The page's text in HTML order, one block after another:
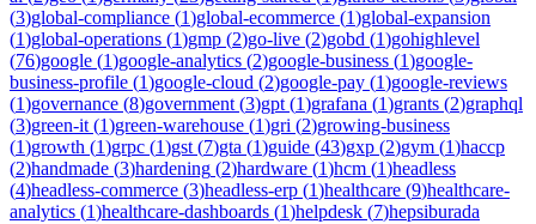
(3)global-compliance (1)global-ecommerce (1)global-expansion
(1)global-operations (1)gmp (2)go-live (2)gobd (1)gohighlevel
(76)google (1)google-analytics (2)google-business (1)google-
business-profile (1)google-cloud (2)google-pay (1)google-reviews
(1)governance (8)government (3)gpt (1)grafana (1)grants (2)graphql
(3)green-it (1)green-warehouse (1)gri (2)growing-business
(1)growth (1)grpc (1)gst (7)gta (1)guide (43)gxp (2)gym (1)haccp
(2)handmade (3)hardening (2)hardware (1)hcm (1)headless
(4)headless-commerce (3)headless-erp (1)healthcare (9)healthcare-
analytics (1)healthcare-dashboards (1)helpdesk (7)hepsiburada